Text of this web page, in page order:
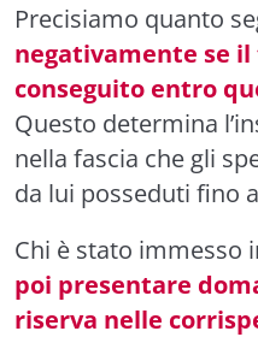
Precisiamo quanto
negativamente se
conseguito entro
Questo determina
nella fascia che gli
da lui posseduti fino
Chi è stato immesso
poi presentare
riserva nelle